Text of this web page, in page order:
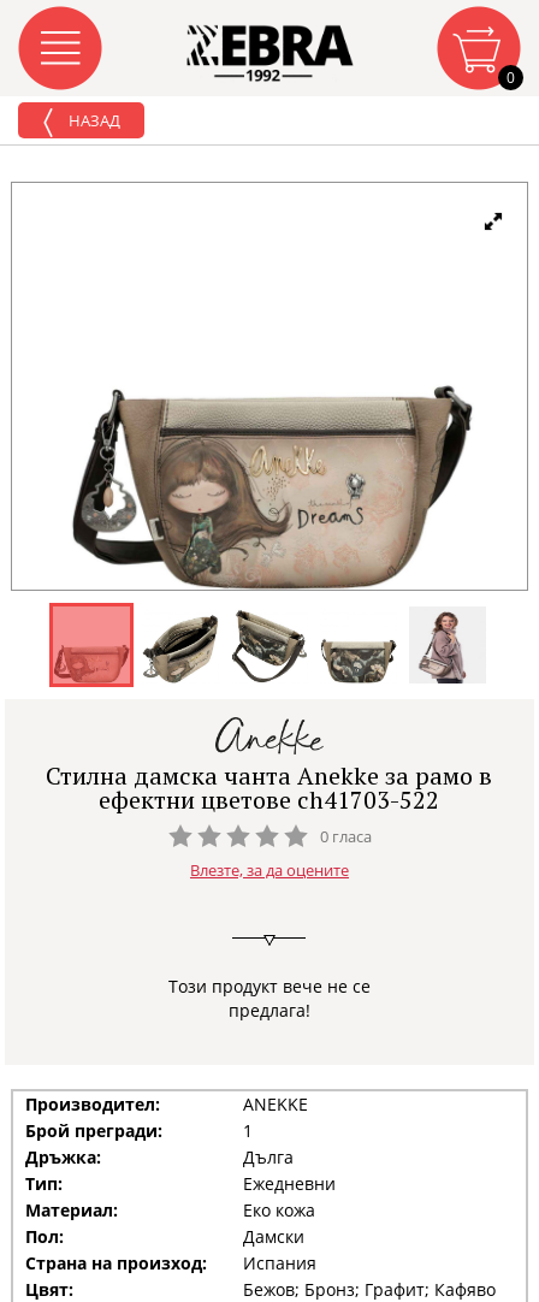
0
НАЗАД
Стилна дамска чанта Anekke за рамо в
ефектни цветове ch41703-522
0 гласа
Влезте, за да оцените
Този продукт вече не се
предлага!
Производител:
ANEKKE
Брой прегради:
1
Дръжка:
Дълга
Тип:
Ежедневни
Материал:
Еко кожа
Пол:
Дамски
Страна на произход:
Испания
Цвят:
Бежов; Бронз; Графит; Кафяво